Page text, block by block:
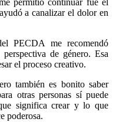
permitió continuar fue el
a canalizar el dolor en
PECDA me recomendó
de género. Esa
el proceso creativo.
también es bonito saber
otras personas sí puede
significa crear y lo que
poderosa.